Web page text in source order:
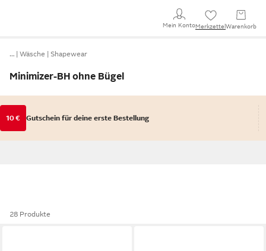
Mein KontoMerkzettel Warenkorb
… Wäsche Shapewear
Minimizer-BH ohne Bügel
10 € Gutschein für deine erste Bestellung
28 Produkte